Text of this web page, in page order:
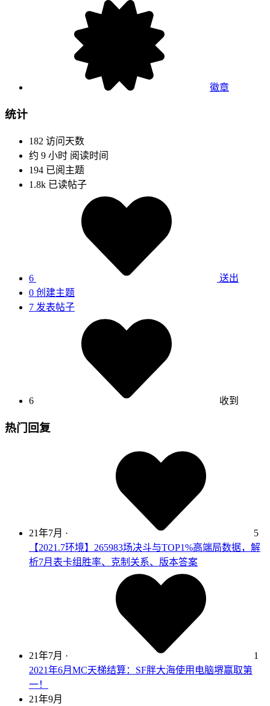
徽章
统计
182 访问天数
约 9 小时 阅读时间
194 已阅主题
1.8k 已读帖子
6
送出
0 创建主题
7 发表帖子
6 收到
热门回复
21年7月 ·
5
【2021.7环境】265983场决斗与TOP1%高端局数据，解
析7月表卡组胜率、克制关系、版本答案
21年7月 ·
1
2021年6月MC天梯结算：SF胖大海使用电脑堺赢取第
一！
21年9月